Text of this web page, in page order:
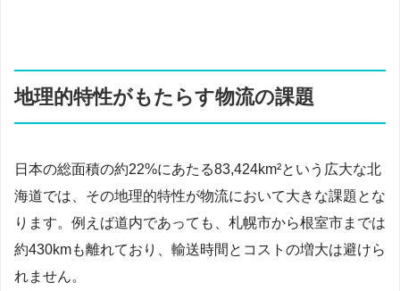
地理的特性がもたらす物流の課題
日本の総面積の約22%にあたる83,424km²という広大な北
海道では、その地理的特性が物流において大きな課題とな
ります。例えば道内であっても、札幌市から根室市までは
約430kmも離れており、輸送時間とコストの増大は避けら
れません。